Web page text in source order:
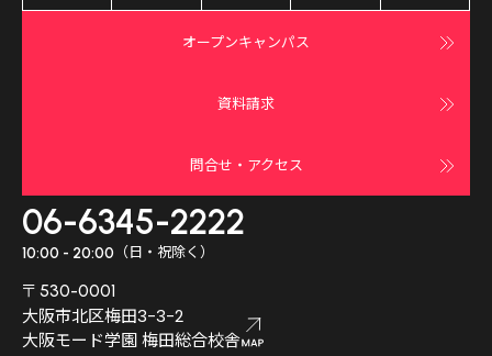
オープンキャンパス
資料請求
問合せ・アクセス
06-6345-2222
10:00 - 20:00 （日・祝除く）
〒530-0001
大阪市北区梅田3-3-2
大阪モード学園 梅田総合校舎